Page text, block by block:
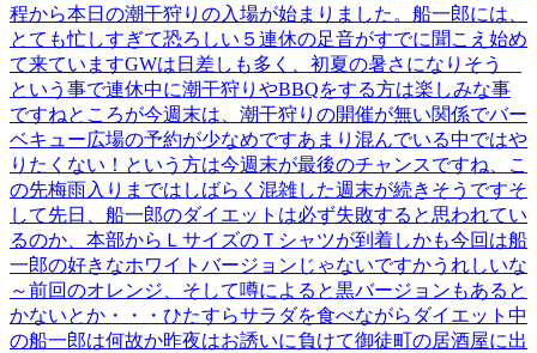
程から本日の潮干狩りの入場が始まりました。船一郎には、
とても忙しすぎて恐ろしい５連休の足音がすでに聞こえ始め
て来ていますGWは日差しも多く、初夏の暑さになりそう
という事で連休中に潮干狩りやBBQをする方は楽しみな事
ですねところが今週末は、潮干狩りの開催が無い関係でバー
ベキュー広場の予約が少なめですあまり混んでいる中ではや
りたくない！という方は今週末が最後のチャンスですね、こ
の先梅雨入りまではしばらく混雑した週末が続きそうですそ
して先日、船一郎のダイエットは必ず失敗すると思われてい
るのか、本部からＬサイズのＴシャツが到着しかも今回は船
一郎の好きなホワイトバージョンじゃないですかうれしいな
～前回のオレンジ、そして噂によると黒バージョンもあると
かないとか・・・ひたすらサラダを食べながらダイエット中
の船一郎は何故か昨夜はお誘いに負けて御徒町の居酒屋に出